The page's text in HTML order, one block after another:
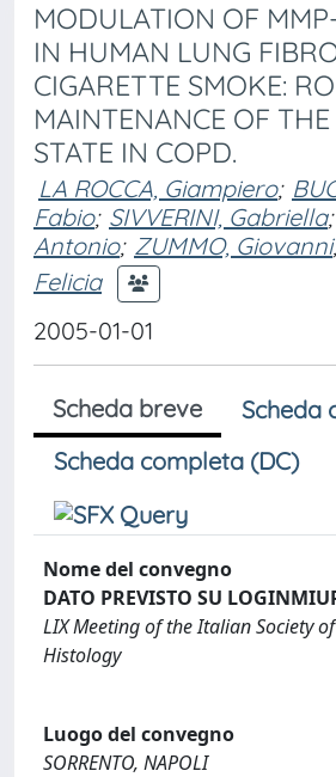
MODULATION OF
IN HUMAN LUNG
CIGARETTE SMOKE:
MAINTENANCE OF
STATE IN COPD.
LA ROCCA, Giampiero;
Fabio; SIVVERINI, Gabriella;
Antonio; ZUMMO, Giovanni;
Felicia
2005-01-01
Scheda breve
Scheda
Scheda completa (DC)
Nome del convegno
DATO PREVISTO SU
LIX Meeting of the Italian Society
Histology
Luogo del convegno
SORRENTO, NAPOLI